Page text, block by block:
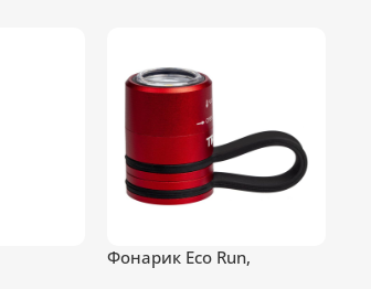
Фонарик Eco Run,